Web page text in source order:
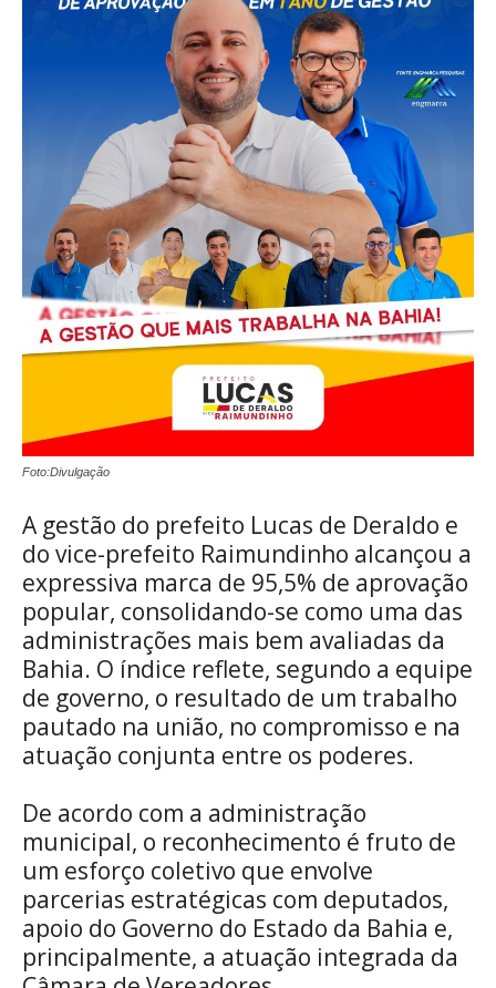
Foto:Divulgação
A gestão do prefeito Lucas de Deraldo e
do vice-prefeito Raimundinho alcançou a
expressiva marca de 95,5% de aprovação
popular, consolidando-se como uma das
administrações mais bem avaliadas da
Bahia. O índice reflete, segundo a equipe
de governo, o resultado de um trabalho
pautado na união, no compromisso e na
atuação conjunta entre os poderes.
De acordo com a administração
municipal, o reconhecimento é fruto de
um esforço coletivo que envolve
parcerias estratégicas com deputados,
apoio do Governo do Estado da Bahia e,
principalmente, a atuação integrada da